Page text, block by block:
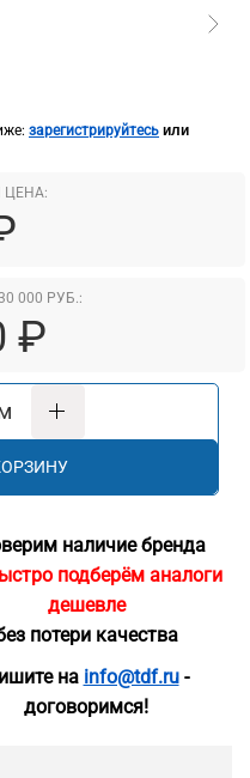
зарегистрируйтесь или
ЦЕНА:
000 РУБ.:
₽
наличие бренда
подберём аналоги
дешевле
потери качества
на info@tdf.ru-
договоримся!